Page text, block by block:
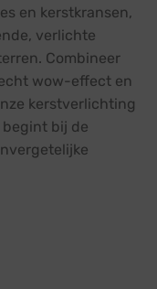
en kerstkransen,
verlichte
Combineer
wow-effect en
kerstverlichting
begint bij de